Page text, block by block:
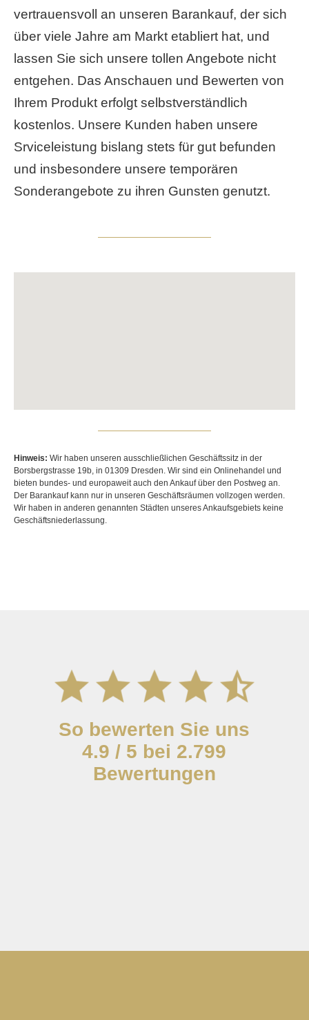
vertrauensvoll an unseren Barankauf, der sich
über viele Jahre am Markt etabliert hat, und
lassen Sie sich unsere tollen Angebote nicht
entgehen. Das Anschauen und Bewerten von
Ihrem Produkt erfolgt selbstverständlich
kostenlos. Unsere Kunden haben unsere
Srviceleistung bislang stets für gut befunden
und insbesondere unsere temporären
Sonderangebote zu ihren Gunsten genutzt.
Hinweis: Wir haben unseren ausschließlichen Geschäftssitz in der
Borsbergstrasse 19b, in 01309 Dresden. Wir sind ein Onlinehandel und
bieten bundes- und europaweit auch den Ankauf über den Postweg an.
Der Barankauf kann nur in unseren Geschäftsräumen vollzogen werden.
Wir haben in anderen genannten Städten unseres Ankaufsgebiets keine
Geschäftsniederlassung.
So bewerten Sie uns
4.9 / 5 bei 2.799
Bewertungen